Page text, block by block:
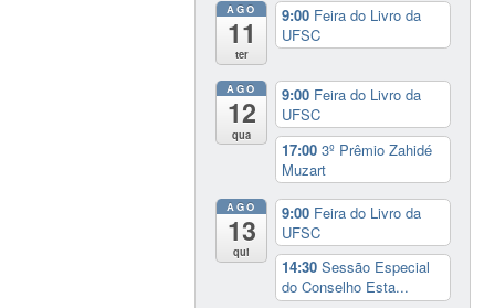
AGO
11
ter
9:00 Feira do Livro da
UFSC
AGO
12
qua
9:00 Feira do Livro da
UFSC
17:003º Prêmio Zahidé
Muzart
AGO
13
qui
9:00 Feira do Livro da
UFSC
14:30Sessão Especial
do Conselho Esta...